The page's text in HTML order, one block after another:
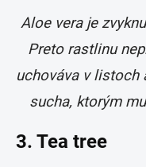
Aloe vera je
Preto rastlinu
uchováva v listoch
sucha, ktorým
3. Tea tree